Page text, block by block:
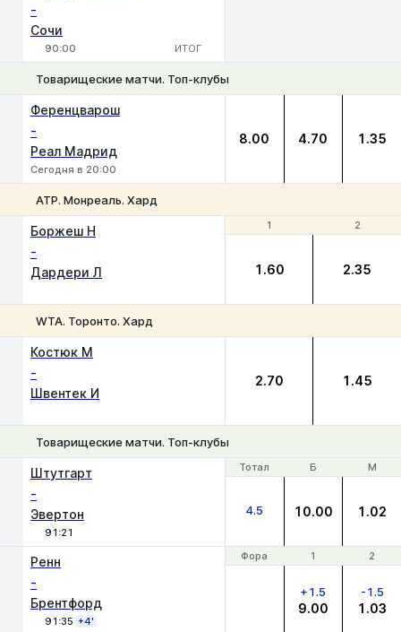
-
Сочи
90:00 ИТОГ
Товарищеские матчи. Топ-клубы
Ференцварош
-
Реал Мадрид
Сегодня в 20:00
8.00 4.70 1.35
ATP. Монреаль. Хард
1 2
Боржеш Н
-
Дардери Л
1 2
1.60 2.35
WTA. Торонто. Хард
Костюк М
-
Швентек И
2.70 1.45
Товарищеские матчи. Топ-клубы
Тотал Б М
Штутгарт
-
Эвертон
91:21
Тотал Б М
4.5 10.00 1.02
Фора 1 2
Ренн
-
Брентфорд
91:35 +4'
Фора 1 2
+1.5
9.00
-1.5
1.03